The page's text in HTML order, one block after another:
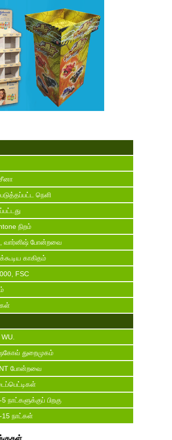
நெளி
நிறம்
வார்னிஷ் போன்றவை
காகிதம்
FSC
துறைமுகம்
போன்றவை
நாட்களுக்குப் பிறகு
15 நாட்கள்